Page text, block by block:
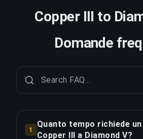
Copper III to
Domande
1
Quanto tempo richiede
Copper III a Diamond V?